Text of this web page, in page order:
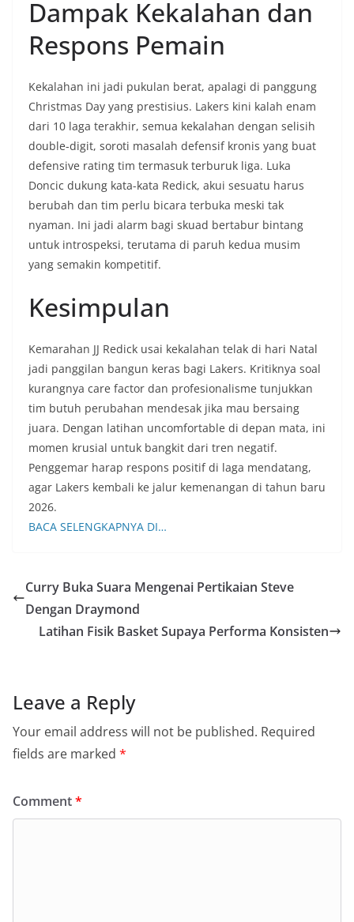
Dampak Kekalahan dan
Respons Pemain
Kekalahan ini jadi pukulan berat, apalagi di panggung
Christmas Day yang prestisius. Lakers kini kalah enam
dari 10 laga terakhir, semua kekalahan dengan selisih
double-digit, soroti masalah defensif kronis yang buat
defensive rating tim termasuk terburuk liga. Luka
Doncic dukung kata-kata Redick, akui sesuatu harus
berubah dan tim perlu bicara terbuka meski tak
nyaman. Ini jadi alarm bagi skuad bertabur bintang
untuk introspeksi, terutama di paruh kedua musim
yang semakin kompetitif.
Kesimpulan
Kemarahan JJ Redick usai kekalahan telak di hari Natal
jadi panggilan bangun keras bagi Lakers. Kritiknya soal
kurangnya care factor dan profesionalisme tunjukkan
tim butuh perubahan mendesak jika mau bersaing
juara. Dengan latihan uncomfortable di depan mata, ini
momen krusial untuk bangkit dari tren negatif.
Penggemar harap respons positif di laga mendatang,
agar Lakers kembali ke jalur kemenangan di tahun baru
2026.
BACA SELENGKAPNYA DI…
Curry Buka Suara Mengenai Pertikaian Steve
Dengan Draymond
Latihan Fisik Basket Supaya Performa Konsisten
Leave a Reply
Your email address will not be published. Required
fields are marked *
Comment*